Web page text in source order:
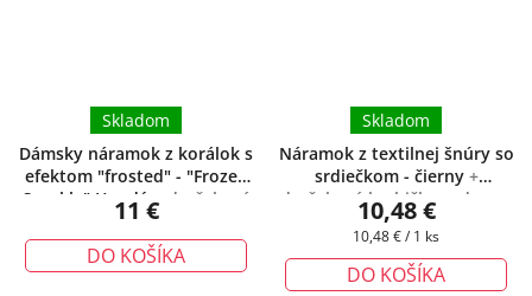
Dámsky náramok z korálok s
efektom "frosted" - "Frozen
Sparkle" Hnedý+ darčeková
krabička zadarmo
Skladom
11 €
DO KOŠÍKA
Náramok z textilnej šnúry so
srdiečkom - čierny +
darčeková krabička zadarmo
Skladom
10,48 €
Jednotková
10,48 € / 1 ks
DO KOŠÍKA